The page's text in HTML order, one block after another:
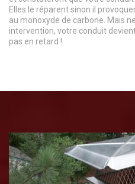
Elles le réparent sinon il
au monoxyde de carbone. Mais
intervention, votre conduit
pas en retard !